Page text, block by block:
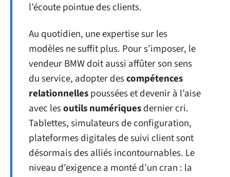
l’écoute pointue des clients.
Au quotidien, une expertise sur les
modèles ne suffit plus. Pour s’imposer, le
vendeur BMW doit aussi affûter son sens
du service, adopter descompétences
relationnellespoussées et devenir à l’aise
avec lesoutils numériquesdernier cri.
Tablettes, simulateurs de configuration,
plateformes digitales de suivi client sont
désormais des alliés incontournables. Le
niveau d’exigence a monté d’un cran : la